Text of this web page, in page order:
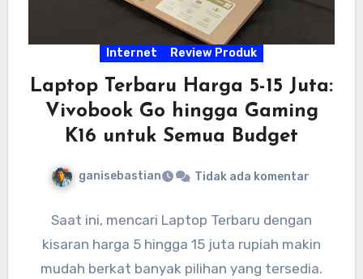
Internet Review Produk
Laptop Terbaru Harga 5-15 Juta:
Vivobook Go hingga Gaming
K16 untuk Semua Budget
ganisebastian Tidak ada komentar
Saat ini, mencari Laptop Terbaru dengan
kisaran harga 5 hingga 15 juta rupiah makin
mudah berkat banyak pilihan yang tersedia.